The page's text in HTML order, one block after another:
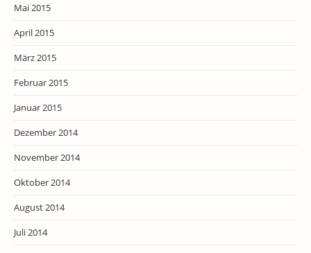
Mai 2015
April 2015
März 2015
Februar 2015
Januar 2015
Dezember 2014
November 2014
Oktober 2014
August 2014
Juli 2014